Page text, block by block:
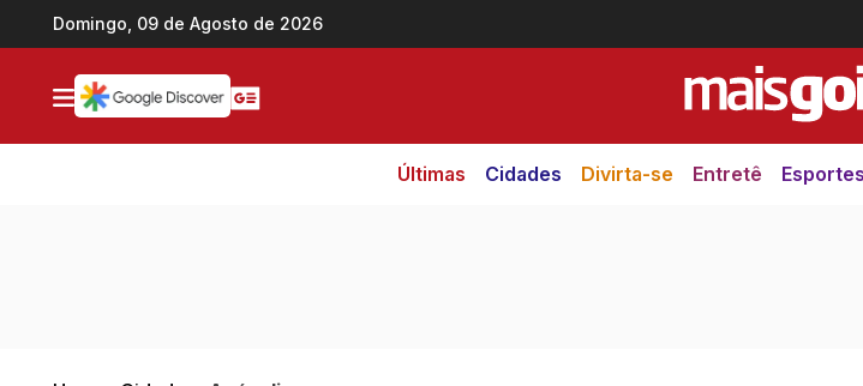
Ir direto pro conteúdo
Domingo, 09 de Agosto de 2026
Últimas Cidades Divirta-se Entretê Esportes